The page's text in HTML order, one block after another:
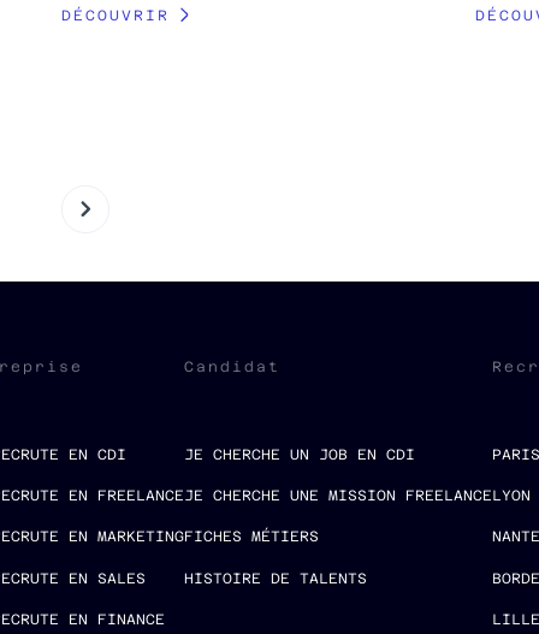
DÉCOUVRIR
EN CDI
EN FREELANCE
EN MARKETING
EN SALES
EN FINANCE
Candidat
JE CHERCHE UN JOB EN CDI
JE CHERCHE UNE MISSION FREELANCE
FICHES MÉTIERS
HISTOIRE DE TALENTS
PARIS
LYON
LILLE